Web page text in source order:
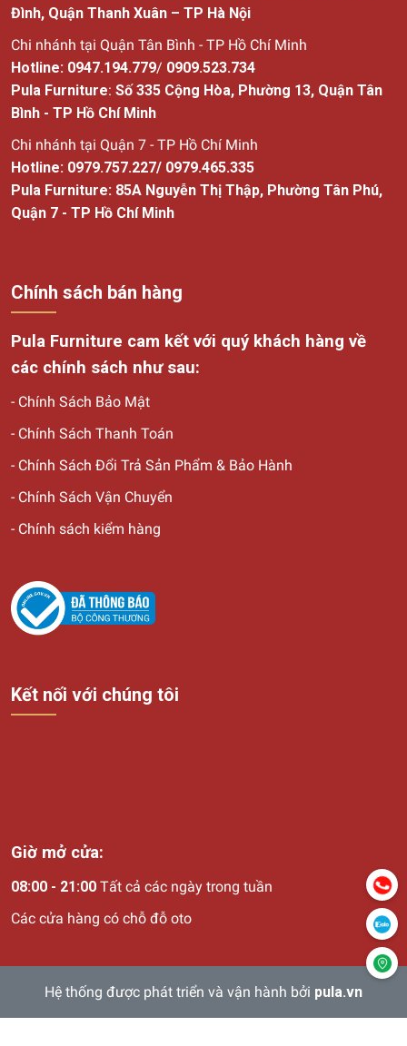
Đình, Quận Thanh Xuân – TP Hà Nội
Chi nhánh tại Quận Tân Bình - TP Hồ Chí Minh
Hotline: 0947.194.779/ 0909.523.734
Pula Furniture: Số 335 Cộng Hòa, Phường 13, Quận Tân
Bình - TP Hồ Chí Minh
Chi nhánh tại Quận 7 - TP Hồ Chí Minh
Hotline: 0979.757.227/ 0979.465.335
Pula Furniture: 85A Nguyễn Thị Thập, Phường Tân Phú,
Quận 7 - TP Hồ Chí Minh
Chính sách bán hàng
Pula Furniture cam kết với quý khách hàng về
các chính sách như sau:
- Chính Sách Bảo Mật
- Chính Sách Thanh Toán
- Chính Sách Đổi Trả Sản Phẩm & Bảo Hành
- Chính Sách Vận Chuyển
- Chính sách kiểm hàng
Kết nối với chúng tôi
Giờ mở cửa:
08:00 - 21:00 Tất cả các ngày trong tuần
Các cửa hàng có chỗ đỗ oto
Hệ thống được phát triển và vận hành bởi pula.vn